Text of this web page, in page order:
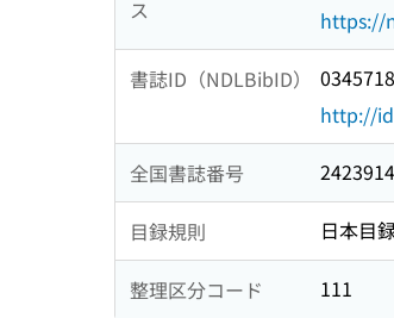
ス
https://
書誌ID（NDLBibID）
http://
全国書誌番号
目録規則 日本目
整理区分コード 111